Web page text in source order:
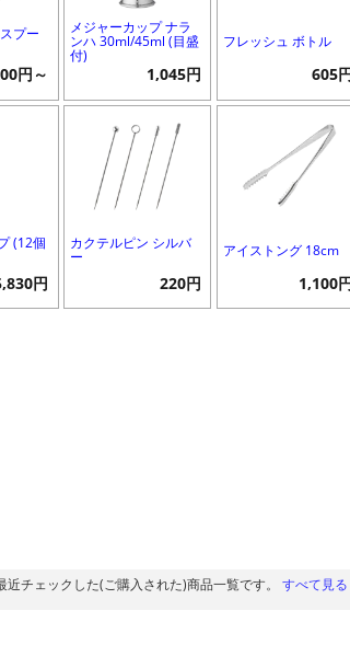
プー
円～
メジャーカップ ナラ
ンハ 30ml/45ml (目盛
付)
1,045円
フレッシュ ボトル
605円
(12個
円
カクテルピン シルバ
ー
220円
アイストング 18cm
1,100
近チェックした(ご購入された)商品一覧です。 すべて見る